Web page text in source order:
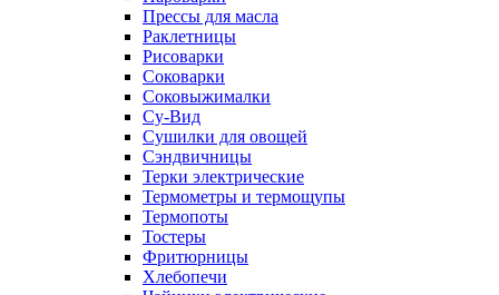
Прессы для масла
Раклетницы
Рисоварки
Соковарки
Соковыжималки
Су-Вид
Сушилки для овощей
Сэндвичницы
Терки электрические
Термометры и термощупы
Термопоты
Тостеры
Фритюрницы
Хлебопечи